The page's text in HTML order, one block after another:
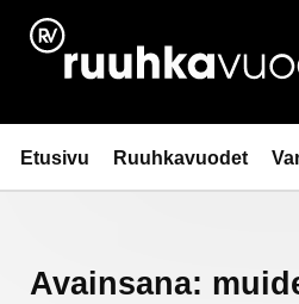
Siirry
sisältöön
Ruuhkavuodet.fi
Etusivu Ruuhkavuodet
Avainsana: